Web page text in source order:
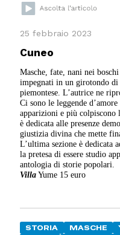
25 febbraio 2023
Cuneo
Masche, fate, nani nei
impegnati in un girotondo
piemontese. L’autrice ne
Ci sono le leggende
apparizioni e più colpiscono
è dedicata alle presenze
giustizia divina che mette
L’ultima sezione è dedicata
la pretesa di essere studio
antologia di storie
VillaYume 15 euro
STORIA MASCHE